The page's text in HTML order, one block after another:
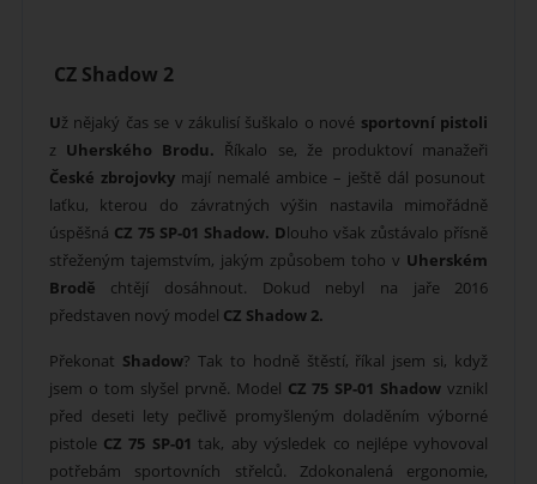
CZ Shadow 2
Už nějaký čas se v zákulisí šuškalo o nové sportovní pistoli
z Uherského Brodu. Říkalo se, že produktoví manažeři
České zbrojovky mají nemalé ambice – ještě dál posunout
laťku, kterou do závratných výšin nastavila mimořádně
úspěšná CZ 75 SP-01 Shadow. Dlouho však zůstávalo přísně
střeženým tajemstvím, jakým způsobem toho v Uherském
Brodě chtějí dosáhnout. Dokud nebyl na jaře 2016
představen nový model CZ Shadow 2.
Překonat Shadow? Tak to hodně štěstí, říkal jsem si, když
jsem o tom slyšel prvně. Model CZ 75 SP-01 Shadow vznikl
před deseti lety pečlivě promyšleným doladěním výborné
pistole CZ 75 SP-01 tak, aby výsledek co nejlépe vyhovoval
potřebám sportovních střelců. Zdokonalená ergonomie,